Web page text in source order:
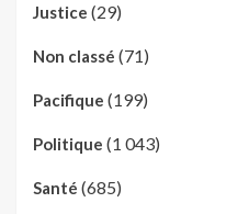
Justice (29)
Non classé (71)
Pacifique (199)
Politique (1 043)
Santé (685)